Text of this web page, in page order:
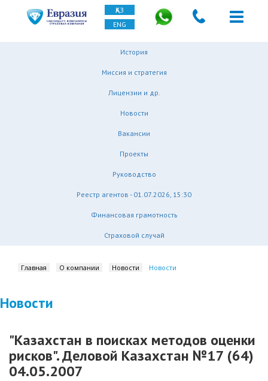
ҚАЗ
ENG
История
Миссия и стратегия
Лицензии и др.
Новости
Вакансии
Проекты
Руководство
Реестр агентов - 01.07.2026, 15:30
Финансовая грамотность
Страховой случай
Главная О компании Новости Новости
Новости
"Казахстан в поисках методов оценки
рисков". Деловой Казахстан №17 (64)
04.05.2007